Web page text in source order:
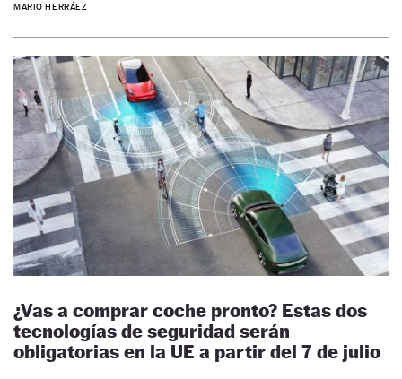
MARIO HERRÁEZ
¿Vas a comprar coche pronto? Estas dos
tecnologías de seguridad serán
obligatorias en la UE a partir del 7 de julio